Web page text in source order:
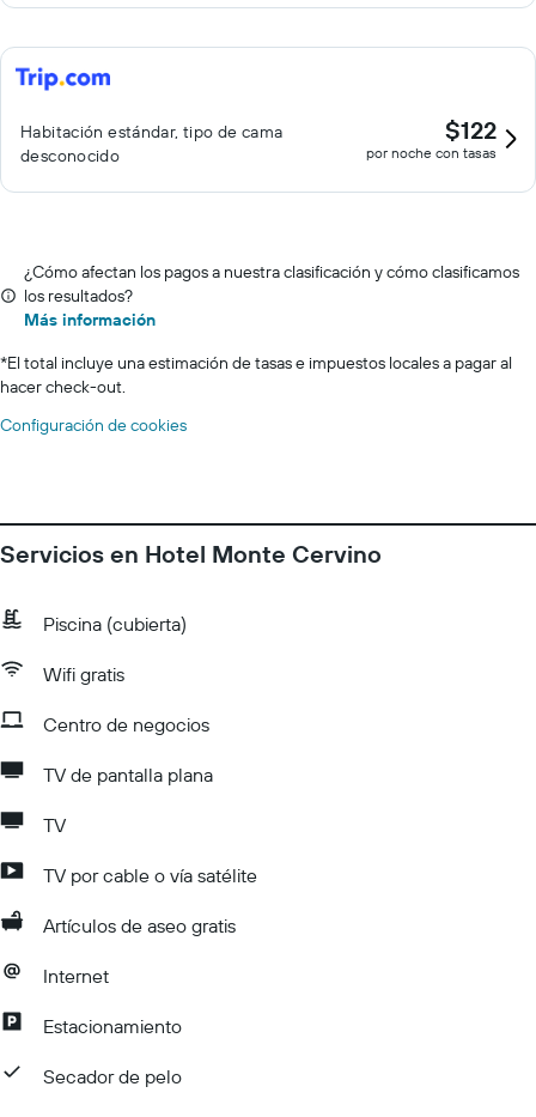
Habitación estándar, tipo de cama
desconocido
$122
por noche con tasas
¿Cómo afectan los pagos a nuestra clasificación y cómo clasificamos
los resultados?
Más información
*El total incluye una estimación de tasas e impuestos locales a pagar al
hacer check-out.
Configuración de cookies
Servicios en Hotel Monte Cervino
Piscina (cubierta)
Wifi gratis
Centro de negocios
TV de pantalla plana
TV
TV por cable o vía satélite
Artículos de aseo gratis
Internet
Estacionamiento
Secador de pelo